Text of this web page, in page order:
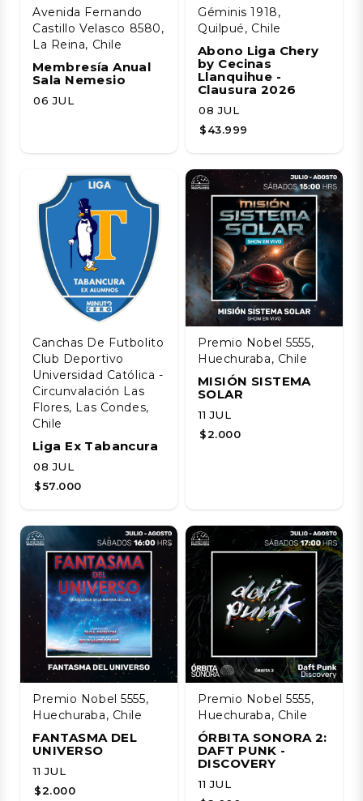
Avenida Fernando
Castillo Velasco 8580,
La Reina, Chile
Membresía Anual
Sala Nemesio
06 JUL
Géminis 1918,
Quilpué, Chile
Abono Liga Chery
by Cecinas
Llanquihue -
Clausura 2026
08 JUL
$43.999
Canchas De Futbolito
Club Deportivo
Universidad Católica -
Circunvalación Las
Flores, Las Condes,
Chile
Liga Ex Tabancura
08 JUL
$57.000
Premio Nobel 5555,
Huechuraba, Chile
MISIÓN SISTEMA
SOLAR
11 JUL
$2.000
Premio Nobel 5555,
Huechuraba, Chile
FANTASMA DEL
UNIVERSO
11 JUL
$2.000
Premio Nobel 5555,
Huechuraba, Chile
ÓRBITA SONORA 2:
DAFT PUNK -
DISCOVERY
11 JUL